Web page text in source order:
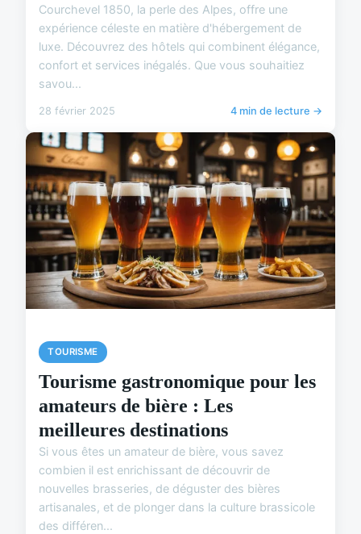
Courchevel 1850, la perle des Alpes, offre une
expérience céleste en matière d'hébergement de
luxe. Découvrez des hôtels qui combinent élégance,
confort et services inégalés. Que vous souhaitiez
savou...
28 février 2025 4 min de lecture →
TOURISME
Tourisme gastronomique pour les
amateurs de bière : Les
meilleures destinations
Si vous êtes un amateur de bière, vous savez
combien il est enrichissant de découvrir de
nouvelles brasseries, de déguster des bières
artisanales, et de plonger dans la culture brassicole
des différen...